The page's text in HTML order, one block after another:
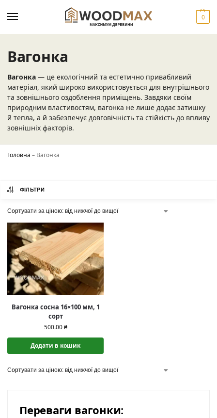
0
Вагонка
Вагонка — це екологічний та естетично привабливий
матеріал, який широко використовується для внутрішнього
та зовнішнього оздоблення приміщень. Завдяки своїм
природним властивостям, вагонка не лише додає затишку
й тепла, а й забезпечує довговічність та стійкість до впливу
зовнішніх факторів.
Головна – Вагонка
ФІЛЬТРИ
Вагонка сосна 16×100 мм, 1
сорт
500.00₴
Додати в кошик
Переваги вагонки: